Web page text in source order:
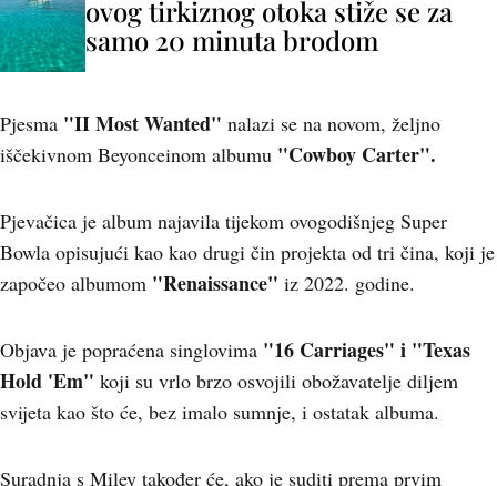
ovog tirkiznog otoka stiže se za
samo 20 minuta brodom
Pjesma "II Most Wanted" nalazi se na novom, željno
iščekivnom Beyonceinom albumu "Cowboy Carter".
Pjevačica je album najavila tijekom ovogodišnjeg Super
Bowla opisujući kao kao drugi čin projekta od tri čina, koji je
započeo albumom "Renaissance" iz 2022. godine.
Objava je popraćena singlovima "16 Carriages" i "Texas
Hold 'Em" koji su vrlo brzo osvojili obožavatelje diljem
svijeta kao što će, bez imalo sumnje, i ostatak albuma.
Suradnja s Miley također će, ako je suditi prema prvim